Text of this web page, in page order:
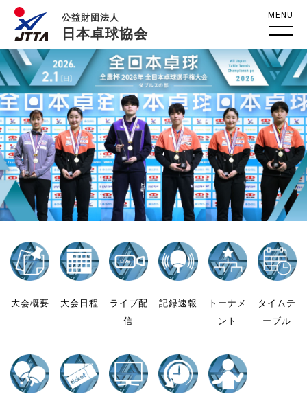
公益財団法人
日本卓球協会
MENU
大会概要 大会日程
ライブ配
信
記録速報
トーナメ
ント
タイムテ
ーブル